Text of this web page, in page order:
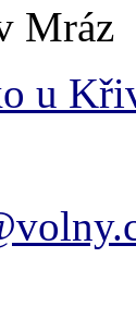
Mráz
u